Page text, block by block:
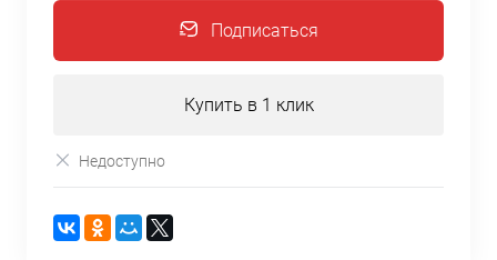
Подписаться
Купить в 1 клик
Недоступно